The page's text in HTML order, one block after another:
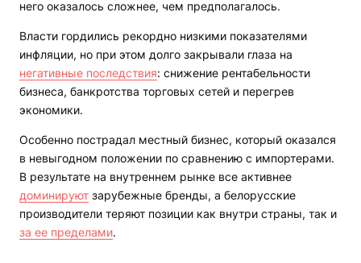
него оказалось сложнее, чем предполагалось.
Власти гордились рекордно низкими показателями
инфляции, но при этом долго закрывали глаза на
негативные последствия: снижение рентабельности
бизнеса, банкротства торговых сетей и перегрев
экономики.
Особенно пострадал местный бизнес, который оказался
в невыгодном положении по сравнению с импортерами.
В результате на внутреннем рынке все активнее
доминируют зарубежные бренды, а белорусские
производители теряют позиции как внутри страны, так и
за ее пределами.